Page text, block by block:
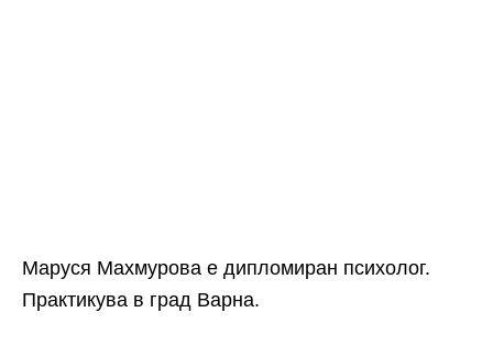
Маруся Махмурова е дипломиран психолог.
Практикува в град Варна.